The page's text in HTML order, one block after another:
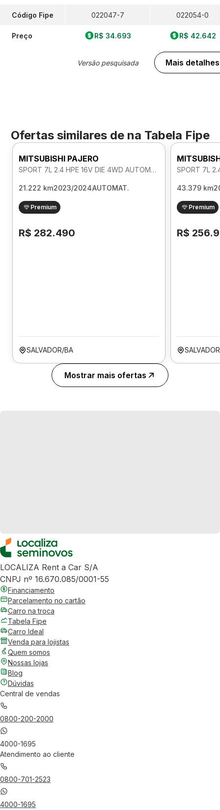
Código Fipe
Preço
022047-7
R$ 34.693
Versão pesquisada
022054-0
R$ 42.642
Mais detalhes
Ofertas similares de na Tabela Fipe
MITSUBISHI PAJERO
SPORT 7L 2.4 HPE 16V DIE 4WD AUTOMATICO
21.222 km2023/2024AUTOMAT.
Premium
R$ 282.490
SALVADOR/BA
43.379 km
Premium
R$
Mostrar mais ofertas
LOCALIZA Rent a Car S/A
CNPJ nº 16.670.085/0001-55
Financiamento
Parcelamento no cartão
Carro na troca
Tabela Fipe
Carro Ideal
Venda para lojistas
Quem somos
Nossas lojas
Blog
Dúvidas
Central de vendas
0800-200-2000
4000-1695
Atendimento ao cliente
0800-701-2523
4000-1695